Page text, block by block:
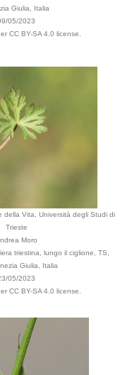
Giulia, Italia
05/2023
CC BY-SA 4.0 license.
della Vita, Università degli Studi di
Trieste
Moro
triestina, lungo il ciglione, TS,
Giulia, Italia
05/2023
CC BY-SA 4.0 license.